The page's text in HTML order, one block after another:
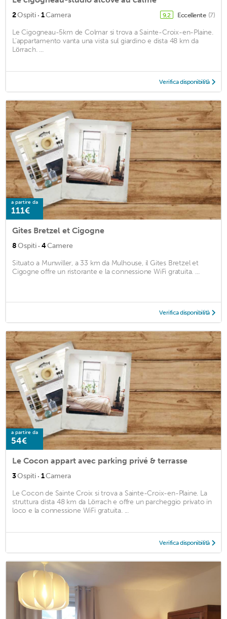
2Ospiti · 1Camera 9,2 Eccellente (7)
Le Cigogneau-5km de Colmar si trova a Sainte-Croix-en-Plaine.
L'appartamento vanta una vista sul giardino e dista 48 km da
Lörrach. ...
Verifica disponibilità
a partire da
111€
Gites Bretzel et Cigogne
8Ospiti · 4Camere
Situato a Munwiller, a 33 km da Mulhouse, il Gites Bretzel et
Cigogne offre un ristorante e la connessione WiFi gratuita. ...
Verifica disponibilità
a partire da
54€
Le Cocon appart avec parking privé & terrasse
3Ospiti · 1Camera
Le Cocon de Sainte Croix si trova a Sainte-Croix-en-Plaine. La
struttura dista 48 km da Lörrach e offre un parcheggio privato in
loco e la connessione WiFi gratuita. ...
Verifica disponibilità